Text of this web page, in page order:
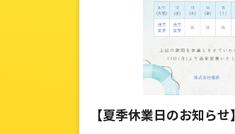
【夏季休業日のお知らせ】